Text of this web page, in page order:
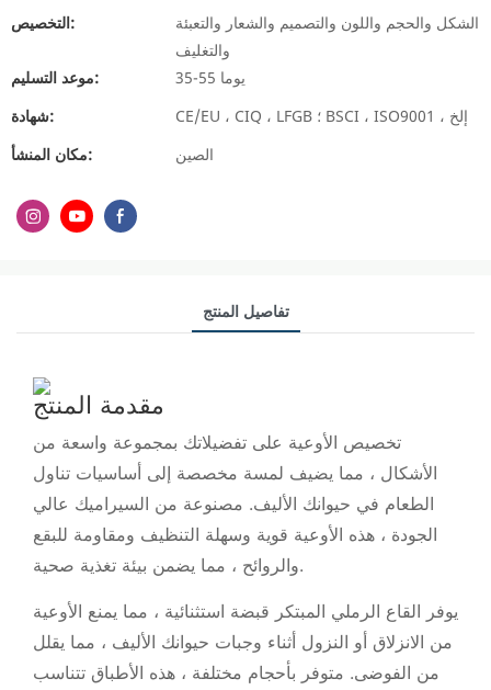
التخصيص:
الشكل والحجم واللون والتصميم والشعار والتعبئة
والتغليف
موعد التسليم:
35-55 يوما
شهادة:
CE/EU ، CIQ ، LFGB ؛ BSCI ، ISO9001 ، إلخ
مكان المنشأ:
الصين
تفاصيل المنتج
مقدمة المنتج
تخصيص الأوعية على تفضيلاتك بمجموعة واسعة من
الأشكال ، مما يضيف لمسة مخصصة إلى أساسيات تناول
الطعام في حيوانك الأليف. مصنوعة من السيراميك عالي
الجودة ، هذه الأوعية قوية وسهلة التنظيف ومقاومة للبقع
والروائح ، مما يضمن بيئة تغذية صحية.
يوفر القاع الرملي المبتكر قبضة استثنائية ، مما يمنع الأوعية
من الانزلاق أو النزول أثناء وجبات حيوانك الأليف ، مما يقلل
من الفوضى. متوفر بأحجام مختلفة ، هذه الأطباق تتناسب